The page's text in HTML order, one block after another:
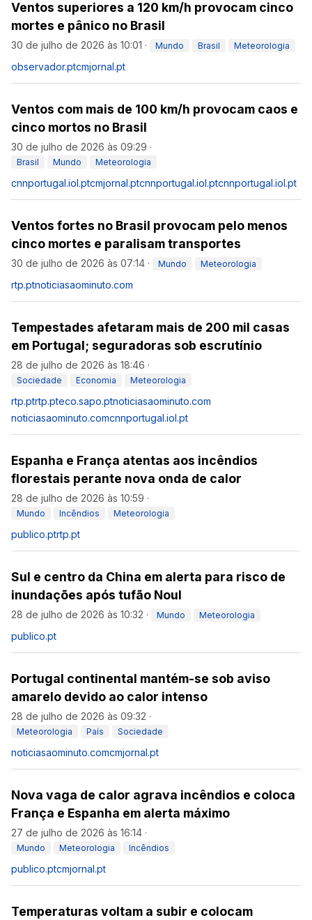
Ventos superiores a 120 km/h provocam cinco
mortes e pânico no Brasil
30 de julho de 2026 às 10:01 · Mundo Brasil Meteorologia
observador.ptcmjornal.pt
Ventos com mais de 100 km/h provocam caos e
cinco mortos no Brasil
30 de julho de 2026 às 09:29 ·
Brasil Mundo Meteorologia
cnnportugal.iol.ptcmjornal.ptcnnportugal.iol.ptcnnportugal.iol.pt
Ventos fortes no Brasil provocam pelo menos
cinco mortes e paralisam transportes
30 de julho de 2026 às 07:14 · Mundo Meteorologia
rtp.ptnoticiasaominuto.com
Tempestades afetaram mais de 200 mil casas
em Portugal; seguradoras sob escrutínio
28 de julho de 2026 às 18:46 ·
Sociedade Economia Meteorologia
rtp.ptrtp.pteco.sapo.ptnoticiasaominuto.com
noticiasaominuto.comcnnportugal.iol.pt
Espanha e França atentas aos incêndios
florestais perante nova onda de calor
28 de julho de 2026 às 10:59 ·
Mundo Incêndios Meteorologia
publico.ptrtp.pt
Sul e centro da China em alerta para risco de
inundações após tufão Noul
28 de julho de 2026 às 10:32 · Mundo Meteorologia
publico.pt
Portugal continental mantém-se sob aviso
amarelo devido ao calor intenso
28 de julho de 2026 às 09:32 ·
Meteorologia País Sociedade
noticiasaominuto.comcmjornal.pt
Nova vaga de calor agrava incêndios e coloca
França e Espanha em alerta máximo
27 de julho de 2026 às 16:14 ·
Mundo Meteorologia Incêndios
publico.ptcmjornal.pt
Temperaturas voltam a subir e colocam